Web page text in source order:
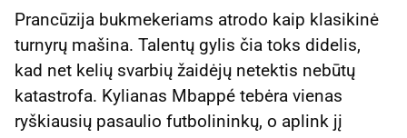
Prancūzija bukmekeriams atrodo kaip klasikinė
turnyrų mašina. Talentų gylis čia toks didelis,
kad net kelių svarbių žaidėjų netektis nebūtų
katastrofa. Kylianas Mbappé tebėra vienas
ryškiausių pasaulio futbolininkų, o aplink jį